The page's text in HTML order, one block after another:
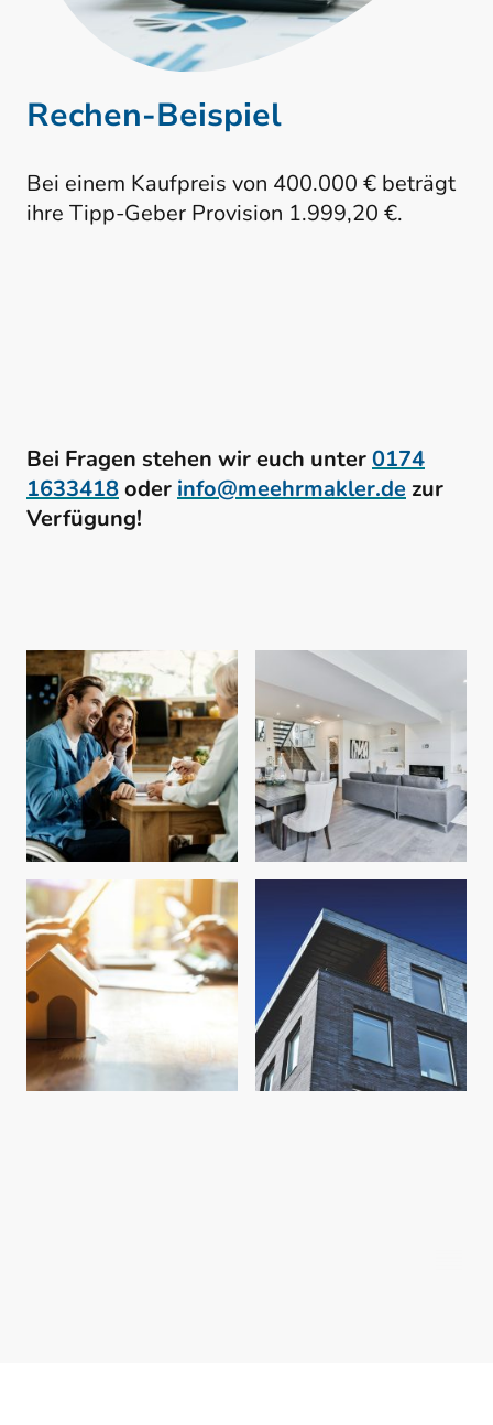
Rechen-Beispiel
Bei einem Kaufpreis von 400.000 € beträgt
ihre Tipp-Geber Provision 1.999,20 €.
Bei Fragen stehen wir euch unter0174
1633418oder info@meehrmakler.de zur
Verfügung!